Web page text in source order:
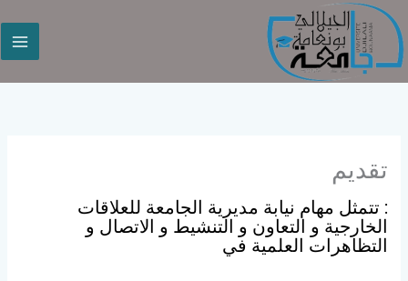
تخطي
إلى
المحتوى
تقديم
: تتمثل مهام نيابة مديرية الجامعة للعلاقات
الخارجية و التعاون و التنشيط و الاتصال و
التظاهرات العلمية في